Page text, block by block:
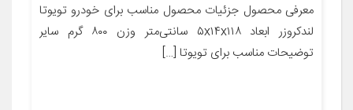
معرفی محصول جزئیات محصول مناسب برای خودرو تویوتا
لندکروزر ابعاد ۵x۱۴x۱۱۸ سانتی‌متر وزن ۸۰۰ گرم سایر
توضیحات مناسب برای تویوتا […]